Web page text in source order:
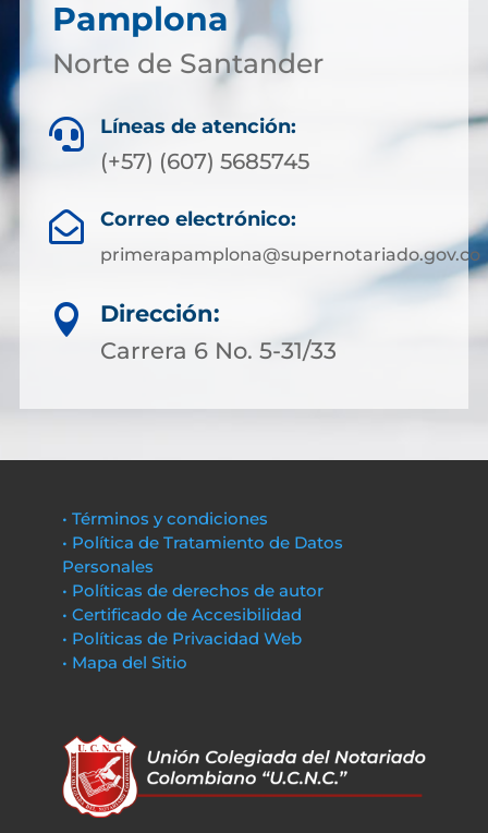
Pamplona
Norte de Santander
 Líneas de atención:
(+57) (607) 5685745
 Correo electrónico:
primerapamplona@supernotariado.gov.co

Dirección:
Carrera 6 No. 5-31/33
• Términos y condiciones
• Política de Tratamiento de Datos
Personales
• Políticas de derechos de autor
• Certificado de Accesibilidad
• Políticas de Privacidad Web
• Mapa del Sitio